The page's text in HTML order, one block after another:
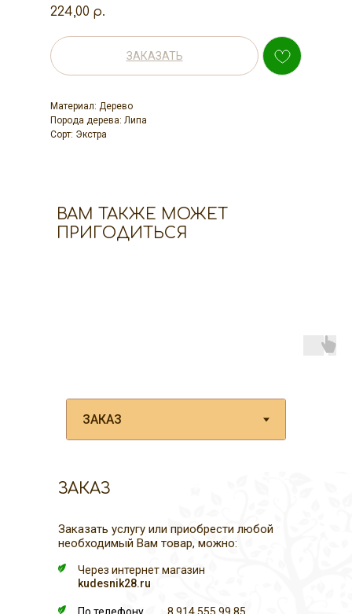
224,00 р.
ЗАКАЗАТЬ
Материал: Дерево
Порода дерева: Липа
Сорт: Экстра
ВАМ ТАКЖЕ МОЖЕТ
ПРИГОДИТЬСЯ
ЗАКАЗ
Через интернет магазин
kudesnik28.ru
Заказать услугу или приобрести любой
необходимый Вам товар, можно: